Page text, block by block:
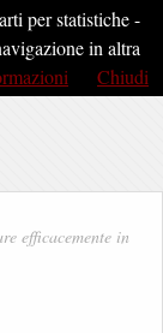
efficacemente in
per statistiche -
in altra
Chiudi